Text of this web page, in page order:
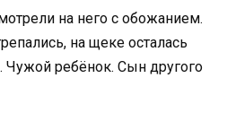
на него с обожанием.
на щеке осталась
Чужой ребёнок. Сын другого